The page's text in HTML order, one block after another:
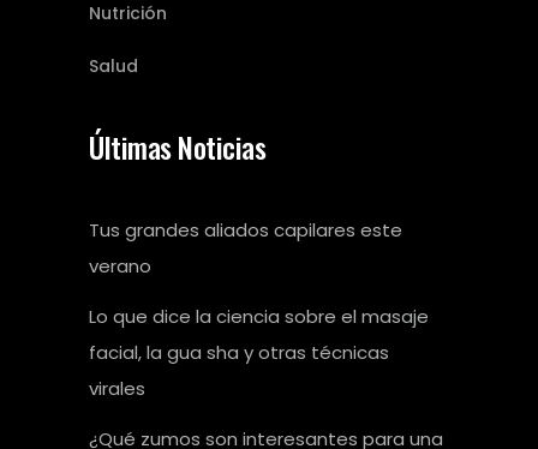
Nutrición
Salud
Últimas Noticias
Tus grandes aliados capilares este
verano
Lo que dice la ciencia sobre el masaje
facial, la gua sha y otras técnicas
virales
¿Qué zumos son interesantes para una